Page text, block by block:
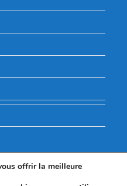
offrir la meilleure